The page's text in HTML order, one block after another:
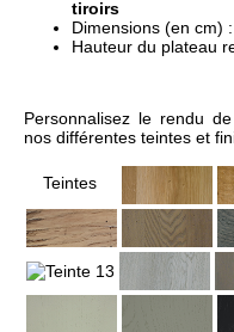
tiroirs
Dimensions (en cm) :
Hauteur du plateau
Personnalisez le rendu
nos différentes teintes et
Teintes